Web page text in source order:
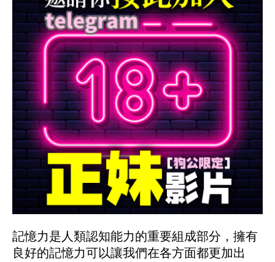
記憶力是人類認知能力的重要組成部分，擁有
良好的記憶力可以讓我們在各方面都更加出